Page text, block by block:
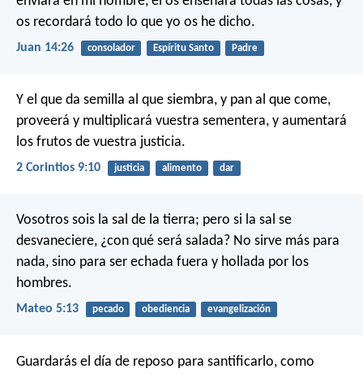
os recordará todo lo que yo os he dicho.
Juan 14:26 consolador Espíritu Santo Padre
Y el que da semilla al que siembra, y pan al que come,
proveerá y multiplicará vuestra sementera, y aumentará
los frutos de vuestra justicia.
2 Corintios 9:10 justicia alimento dar
Vosotros sois la sal de la tierra; pero si la sal se
desvaneciere, ¿con qué será salada? No sirve más para
nada, sino para ser echada fuera y hollada por los
hombres.
Mateo 5:13 pecado obediencia evangelización
Guardarás el día de reposo para santificarlo, como